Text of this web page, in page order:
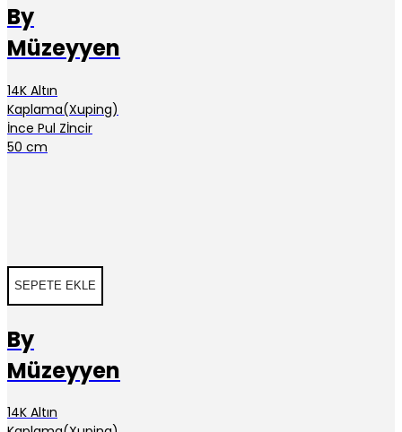
By
Müzeyyen
14K Altın
Kaplama(Xuping)
İnce Pul Zİncir
50 cm
SEPETE EKLE
By
Müzeyyen
14K Altın